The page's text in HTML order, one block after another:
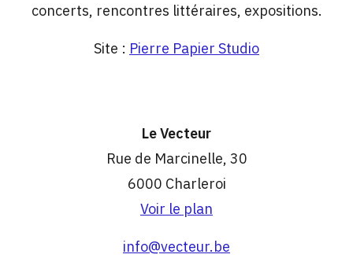
concerts, rencontres littéraires, expositions.
Site : Pierre Papier Studio
Le Vecteur
Rue de Marcinelle, 30
6000 Charleroi
Voir le plan
info@vecteur.be